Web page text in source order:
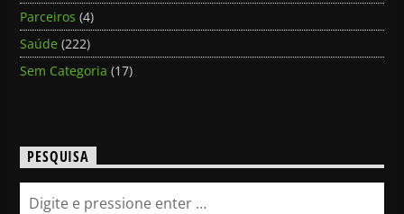
Parceiros (4)
Saúde (222)
Sem Categoria (17)
PESQUISA